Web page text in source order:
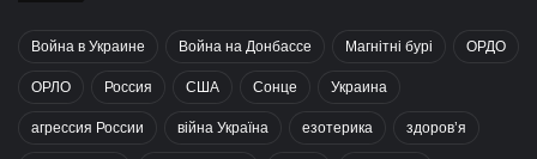
Война в Украине Война на Донбассе Магнітні бурі ОРДО
ОРЛО Россия США Сонце Украина
агрессия России війна Україна езотерика здоров’я